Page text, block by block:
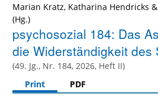
Marian Kratz, Katharina Hendricks
(Hg.)
psychosozial 184: Das
die Widerständigkeit des
(49. Jg., Nr. 184, 2026, Heft II)
Print
PDF